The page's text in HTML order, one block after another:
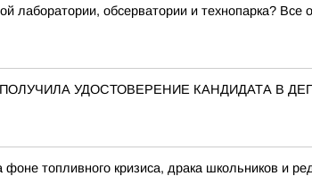
лаборатории, обсерватории и технопарка? Все
УДОСТОВЕРЕНИЕ КАНДИДАТА В
топливного кризиса, драка школьников и